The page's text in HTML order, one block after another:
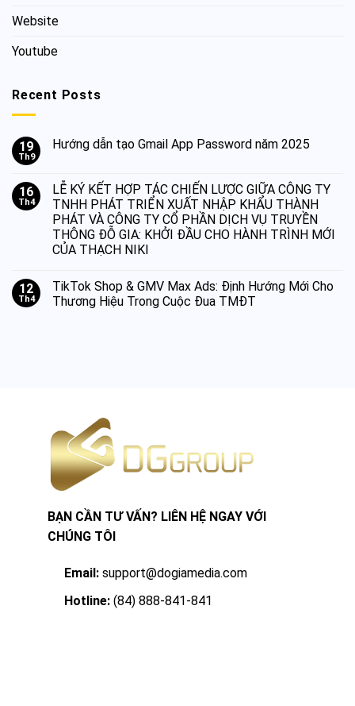
Website
Youtube
Recent Posts
19
Th9
Hướng dẫn tạo Gmail App Password năm 2025
16
Th4
LỄ KÝ KẾT HỢP TÁC CHIẾN LƯỢC GIỮA CÔNG TY
TNHH PHÁT TRIỂN XUẤT NHẬP KHẨU THÀNH
PHÁT VÀ CÔNG TY CỔ PHẦN DỊCH VỤ TRUYỀN
THÔNG ĐỖ GIA: KHỞI ĐẦU CHO HÀNH TRÌNH MỚI
CỦA THẠCH NIKI
12
Th4
TikTok Shop & GMV Max Ads: Định Hướng Mới Cho
Thương Hiệu Trong Cuộc Đua TMĐT
BẠN CẦN TƯ VẤN? LIÊN HỆ NGAY VỚI
CHÚNG TÔI
Email: support@dogiamedia.com
Hotline: (84) 888-841-841